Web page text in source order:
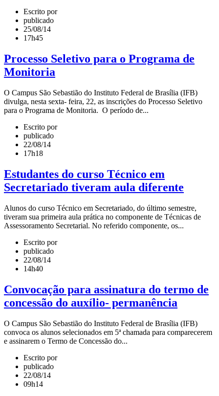
Escrito por
publicado
25/08/14
17h45
Processo Seletivo para o Programa de
Monitoria
O Campus São Sebastião do Instituto Federal de Brasília (IFB)
divulga, nesta sexta- feira, 22, as inscrições do Processo Seletivo
para o Programa de Monitoria. O período de...
Escrito por
publicado
22/08/14
17h18
Estudantes do curso Técnico em
Secretariado tiveram aula diferente
Alunos do curso Técnico em Secretariado, do último semestre,
tiveram sua primeira aula prática no componente de Técnicas de
Assessoramento Secretarial. No referido componente, os...
Escrito por
publicado
22/08/14
14h40
Convocação para assinatura do termo de
concessão do auxílio- permanência
O Campus São Sebastião do Instituto Federal de Brasília (IFB)
convoca os alunos selecionados em 5ª chamada para comparecerem
e assinarem o Termo de Concessão do...
Escrito por
publicado
22/08/14
09h14